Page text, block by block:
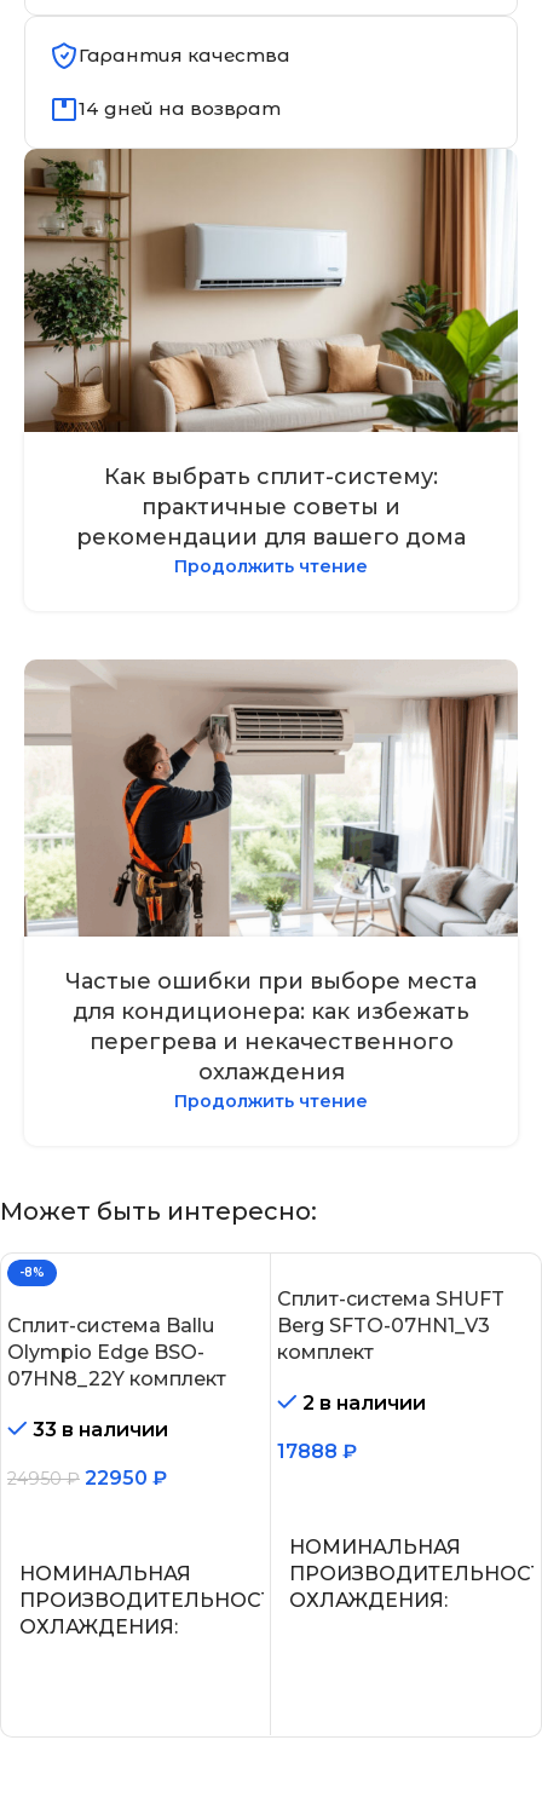
Гарантия качества
14 дней на возврат
Как выбрать сплит-систему:
практичные советы и
рекомендации для вашего дома
Продолжить чтение
Частые ошибки при выборе места
для кондиционера: как избежать
перегрева и некачественного
охлаждения
Продолжить чтение
Может быть интересно:
-8%
Сплит-система Ballu
Olympio Edge BSO-
07HN8_22Y комплект
33 в наличии
24950₽ 22950 ₽
НОМИНАЛЬНАЯ
ПРОИЗВОДИТЕЛЬНОСТЬ
ОХЛАЖДЕНИЯ
Сплит-система SHUFT
Berg SFTO-07HN1_V3
комплект
2 в наличии
17888 ₽
НОМИНАЛЬНАЯ
ОХЛАЖДЕНИЯ
УПРАВЛЕНИЕ